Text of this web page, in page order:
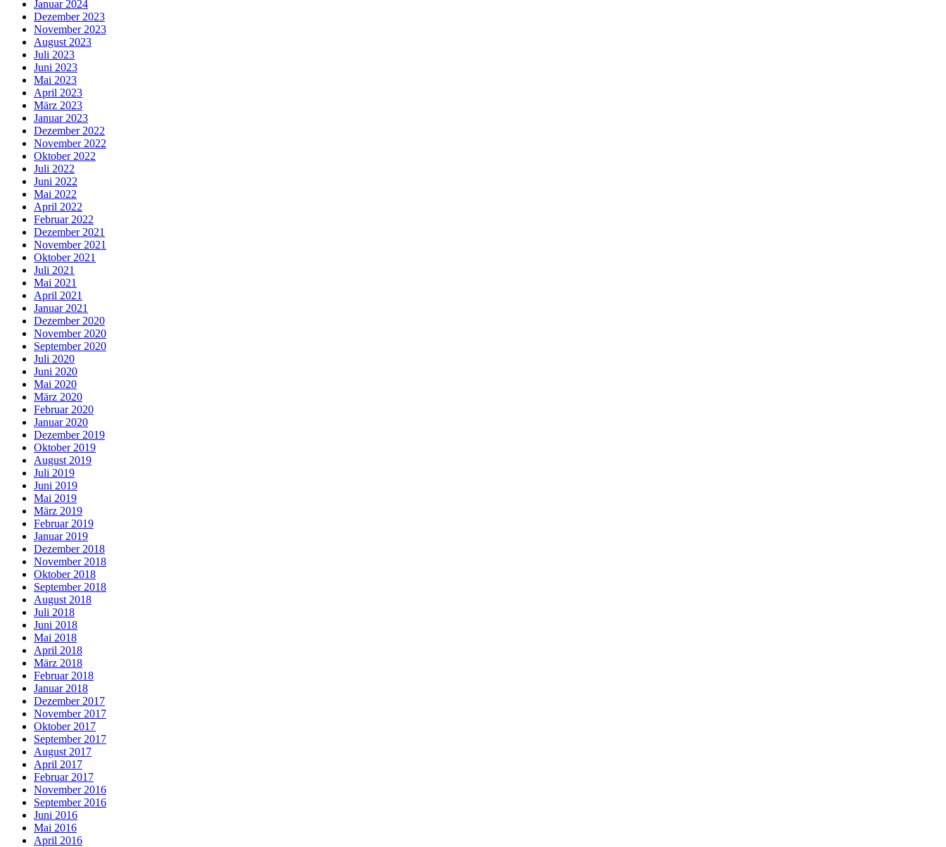
Januar 2024
Dezember 2023
November 2023
August 2023
Juli 2023
Juni 2023
Mai 2023
April 2023
März 2023
Januar 2023
Dezember 2022
November 2022
Oktober 2022
Juli 2022
Juni 2022
Mai 2022
April 2022
Februar 2022
Dezember 2021
November 2021
Oktober 2021
Juli 2021
Mai 2021
April 2021
Januar 2021
Dezember 2020
November 2020
September 2020
Juli 2020
Juni 2020
Mai 2020
März 2020
Februar 2020
Januar 2020
Dezember 2019
Oktober 2019
August 2019
Juli 2019
Juni 2019
Mai 2019
März 2019
Februar 2019
Januar 2019
Dezember 2018
November 2018
Oktober 2018
September 2018
August 2018
Juli 2018
Juni 2018
Mai 2018
April 2018
März 2018
Februar 2018
Januar 2018
Dezember 2017
November 2017
Oktober 2017
September 2017
August 2017
April 2017
Februar 2017
November 2016
September 2016
Juni 2016
Mai 2016
April 2016